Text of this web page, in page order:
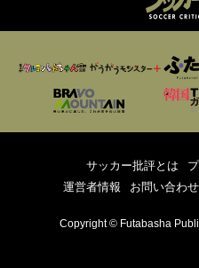
サッカー批評とは
運営者情報
お問い合わせ
Copyright © Futabasha